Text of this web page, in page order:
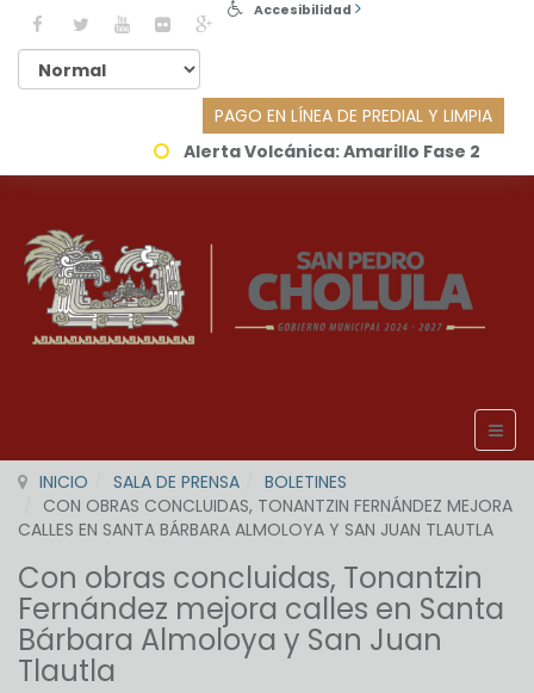
Accesibilidad
PAGO EN LÍNEA DE PREDIAL Y LIMPIA
Alerta Volcánica:Amarillo Fase 2
INICIO SALA DE PRENSA
BOLETINES
CON OBRAS CONCLUIDAS, TONANTZIN FERNÁNDEZ MEJORA
CALLES EN SANTA BÁRBARA ALMOLOYA Y SAN JUAN TLAUTLA
Con obras concluidas, Tonantzin
Fernández mejora calles en Santa
Bárbara Almoloya y San Juan
Tlautla